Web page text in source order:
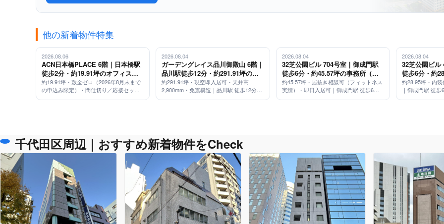
他の新着物件特集
2026.08.06
ACN日本橋PLACE 6階｜日本橋駅
徒歩2分・約19.91坪のオフィス
（敷金ゼロ／2026年8月末申込み限
定・応接セット付）
約19.91坪・敷金ゼロ（2026年8月末まで
の申込み限定）・間仕切り／応接セット
2026.08.04
ガーデングレイス品川御殿山 6階｜
品川駅徒歩12分・約291.91坪の大
型オフィス（天井高2,900mm・免
震構造）
約291.91坪・現空即入居可・天井高
2,900mm・免震構造｜品川駅 徒歩12分／
2026.08.04
32芝公園ビル 704号室｜御成門駅
徒歩6分・約45.57坪の事務所（居
抜き相談可）
約45.57坪・居抜き相談可（フィットネス
実績）・即日入居可｜御成門駅 徒歩6分
2026.08.04
32芝公園ビル
徒歩6分・約
装仕上げ済み
約28.95坪・内
｜御成門駅 徒
千代田区周辺｜おすすめ新着物件をCheck